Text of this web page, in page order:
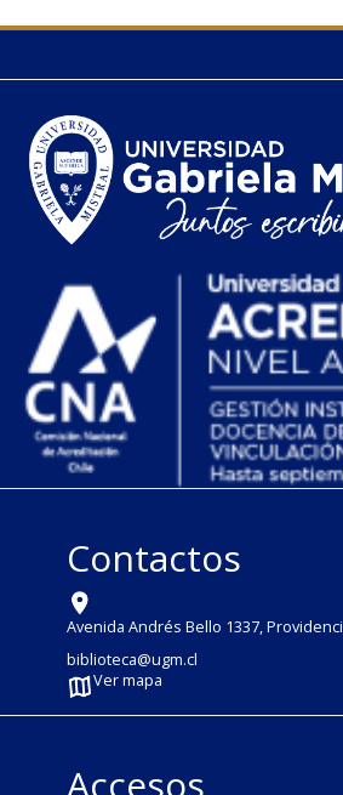
Contactos
Avenida Andrés Bello 1337,
biblioteca@ugm.cl
Ver mapa